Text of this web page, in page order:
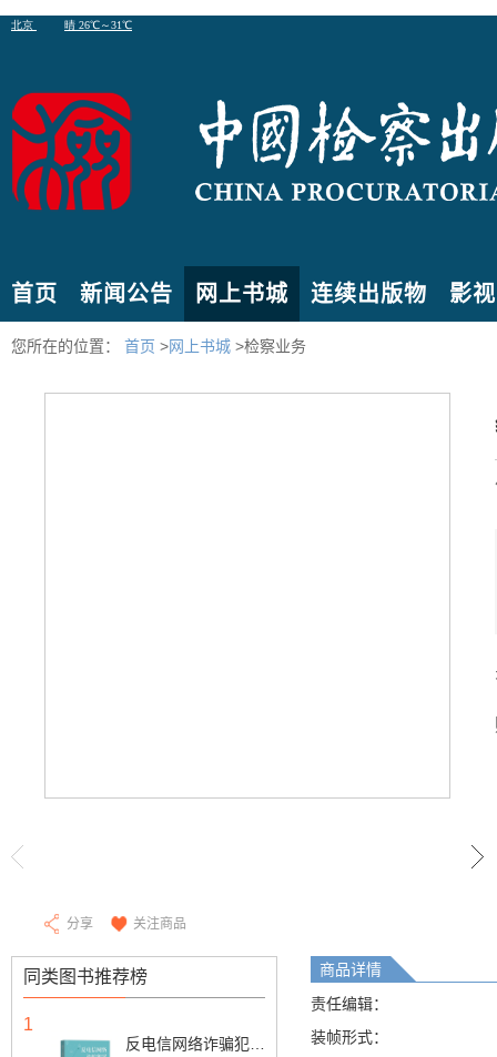
首页 新闻公告 网上书城 连续出版物 影
您所在的位置： 首页 >网上书城 >检察业务
分享 关注商品
同类图书推荐榜
1
商品详情
责任编辑：
装帧形式：